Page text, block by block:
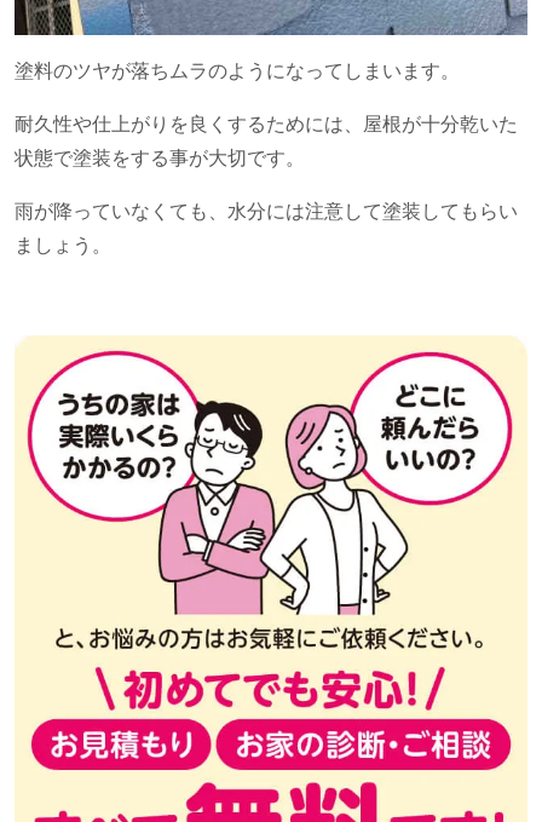
塗料のツヤが落ちムラのようになってしまいます。
耐久性や仕上がりを良くするためには、屋根が十分乾いた
状態で塗装をする事が大切です。
雨が降っていなくても、水分には注意して塗装してもらい
ましょう。